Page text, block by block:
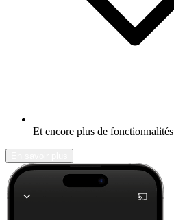
Et encore plus de fonctionnalités